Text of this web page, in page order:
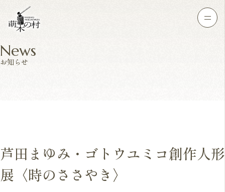
News
お知らせ
芦田まゆみ・ゴトウユミコ創作人形
展〈時のささやき〉